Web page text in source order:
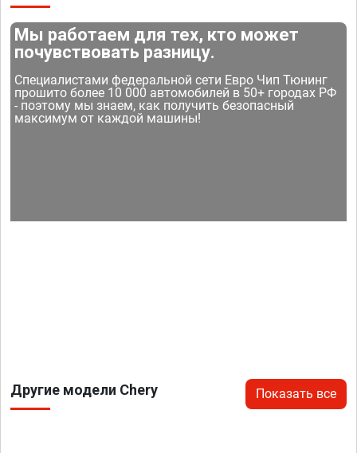
Мы работаем для тех, кто может
почувствовать разницу.
Специалистами федеральной сети Евро Чип Тюнинг
прошито более 10 000 автомобилей в 50+ городах РФ
- поэтому мы знаем, как получить безопасный
максимум от каждой машины!
Другие модели Chery Показать все